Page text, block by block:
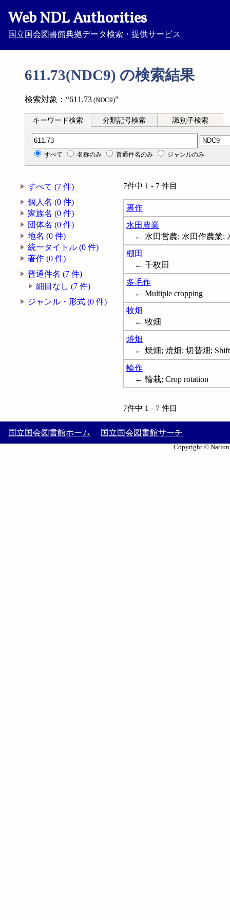
Web NDL Authorities
国立国会図書館典拠データ検索・提供サービス
611.73(NDC9) の検索結果
検索対象：“611.73 (NDC9)”
キーワード検索 分類記号検索 識別子検索
分類記号検索
すべて 名称のみ 普通件名のみ ジャンルのみ
すべて (7 件)
個人名 (0 件)
家族名 (0 件)
団体名 (0 件)
地名 (0 件)
統一タイトル (0 件)
著作 (0 件)
普通件名 (7 件)
細目なし (7 件)
ジャンル・形式 (0 件)
7件中 1 - 7 件目
裏作
水田農業
← 水田営農; 水田作農業;
棚田
← 千枚田
多毛作
← Multiple cropping
牧畑
← 牧畑
焼畑
← 焼畑; 焼畑; 切替畑;
輪作
← 輪栽; Crop rotation
7件中 1 - 7 件目
国立国会図書館ホーム 国立国会図書館サーチ
Copyright ©